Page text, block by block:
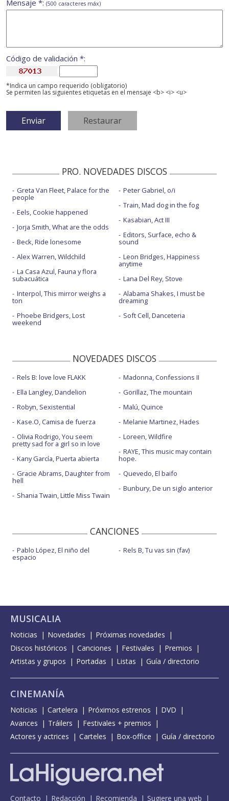
Mensaje *: (500 caracteres máx)
Código de validación *:
*Indica un campo requerido (obligatorio)
Se permiten las siguientes etiquetas en el mensaje <b> <i> <u>
PRO. NOVEDADES DISCOS
Greta Van Fleet, Palace for the
people
Eels, Cookie happened
Jorja Smith, What are the odds
Beck, Ride lonesome
Alex Warren, Wildchild
La Casa Azul, Fauna y flora
subacuática
Interpol, This mirror weighs a
ton
Phoebe Bridgers, Lost
weekend
Peter Gabriel, o/i
Train, Mad dog in the fog
Kasabian, Act III
Editors, Surface, echo &
sound
Leon Bridges, Happiness
anytime
Lana Del Rey, Stove
Alabama Shakes, I must be
dreaming
Soft Cell, Danceteria
NOVEDADES DISCOS
Rels B: love love FLAKK
Ella Langley, Dandelion
Robyn, Sexistential
Kase.O, Camisa de fuerza
Olivia Rodrigo, You seem
pretty sad for a girl so in love
Kany García, Puerta abierta
Gracie Abrams, Daughter from
hell
Shania Twain, Little Miss Twain
Madonna, Confessions II
Gorillaz, The mountain
Malú, Quince
Melanie Martinez, Hades
Loreen, Wildfire
RAYE, This music may contain
hope.
Quevedo, El baifo
Bunbury, De un siglo anterior
CANCIONES
Pablo López, El niño del
espacio
Rels B, Tu vas sin (fav)
MUSICALIA
Noticias Novedades
Próximas novedades
Discos históricos
Canciones Festivales
Premios
Artistas y grupos
Portadas Listas Guía / directorio
CINEMANÍA
Noticias Cartelera Próximos estrenos
DVD
Avances
Tráilers
Festivales + premios
Actores y actrices
Carteles Box-office Guía / directorio
Contacto Redacción Recomienda Sugiere una web